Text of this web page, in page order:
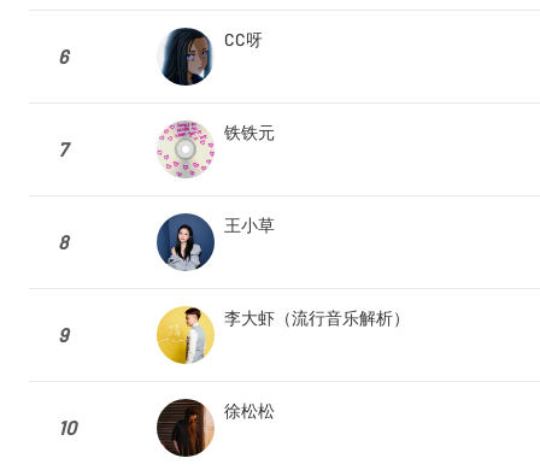
6
CC呀
7
铁铁元
8
王小草
9
李大虾（流行音乐解析）
10
徐松松